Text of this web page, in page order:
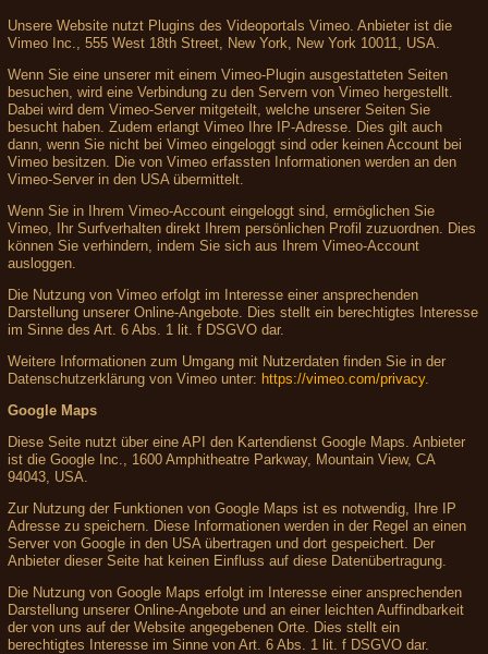
Unsere Website nutzt Plugins des Videoportals Vimeo. Anbieter ist die
Vimeo Inc., 555 West 18th Street, New York, New York 10011, USA.
Wenn Sie eine unserer mit einem Vimeo-Plugin ausgestatteten Seiten
besuchen, wird eine Verbindung zu den Servern von Vimeo hergestellt.
Dabei wird dem Vimeo-Server mitgeteilt, welche unserer Seiten Sie
besucht haben. Zudem erlangt Vimeo Ihre IP-Adresse. Dies gilt auch
dann, wenn Sie nicht bei Vimeo eingeloggt sind oder keinen Account bei
Vimeo besitzen. Die von Vimeo erfassten Informationen werden an den
Vimeo-Server in den USA übermittelt.
Wenn Sie in Ihrem Vimeo-Account eingeloggt sind, ermöglichen Sie
Vimeo, Ihr Surfverhalten direkt Ihrem persönlichen Profil zuzuordnen. Dies
können Sie verhindern, indem Sie sich aus Ihrem Vimeo-Account
ausloggen.
Die Nutzung von Vimeo erfolgt im Interesse einer ansprechenden
Darstellung unserer Online-Angebote. Dies stellt ein berechtigtes Interesse
im Sinne des Art. 6 Abs. 1 lit. f DSGVO dar.
Weitere Informationen zum Umgang mit Nutzerdaten finden Sie in der
Datenschutzerklärung von Vimeo unter: https://vimeo.com/privacy.
Google Maps
Diese Seite nutzt über eine API den Kartendienst Google Maps. Anbieter
ist die Google Inc., 1600 Amphitheatre Parkway, Mountain View, CA
94043, USA.
Zur Nutzung der Funktionen von Google Maps ist es notwendig, Ihre IP
Adresse zu speichern. Diese Informationen werden in der Regel an einen
Server von Google in den USA übertragen und dort gespeichert. Der
Anbieter dieser Seite hat keinen Einfluss auf diese Datenübertragung.
Die Nutzung von Google Maps erfolgt im Interesse einer ansprechenden
Darstellung unserer Online-Angebote und an einer leichten Auffindbarkeit
der von uns auf der Website angegebenen Orte. Dies stellt ein
berechtigtes Interesse im Sinne von Art. 6 Abs. 1 lit. f DSGVO dar.